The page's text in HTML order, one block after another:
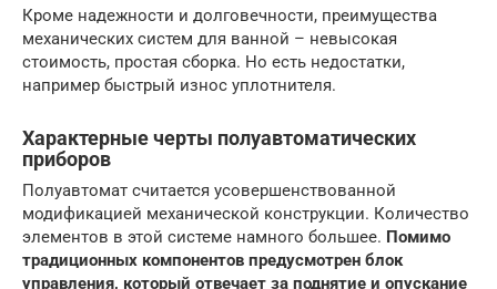
Кроме надежности и долговечности, преимущества
механических систем для ванной – невысокая
стоимость, простая сборка. Но есть недостатки,
например быстрый износ уплотнителя.
Характерные черты полуавтоматических
приборов
Полуавтомат считается усовершенствованной
модификацией механической конструкции. Количество
элементов в этой системе намного большее. Помимо
традиционных компонентов предусмотрен блок
управления, который отвечает за поднятие и опускание